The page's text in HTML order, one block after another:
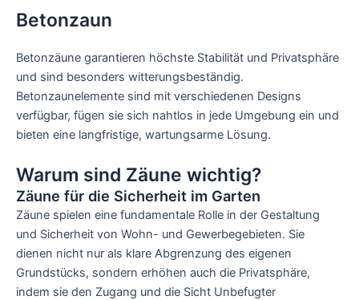
Betonzaun
Betonzäune garantieren höchste Stabilität und Privatsphäre
und sind besonders witterungsbeständig.
Betonzaunelemente sind mit verschiedenen Designs
verfügbar, fügen sie sich nahtlos in jede Umgebung ein und
bieten eine langfristige, wartungsarme Lösung.
Warum sind Zäune wichtig?
Zäune für die Sicherheit im Garten
Zäune spielen eine fundamentale Rolle in der Gestaltung
und Sicherheit von Wohn- und Gewerbegebieten. Sie
dienen nicht nur als klare Abgrenzung des eigenen
Grundstücks, sondern erhöhen auch die Privatsphäre,
indem sie den Zugang und die Sicht Unbefugter